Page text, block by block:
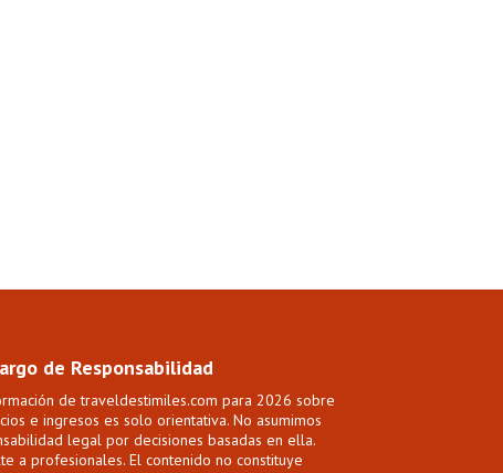
de Responsabilidad
de traveldestimiles.com para 2026 sobre
e ingresos es solo orientativa. No asumimos
legal por decisiones basadas en ella.
a profesionales. El contenido no constituye